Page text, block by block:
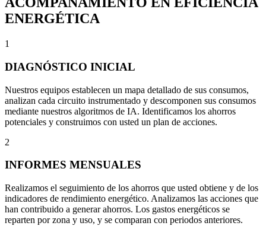
ENERGÉTICA
1
DIAGNÓSTICO INICIAL
Nuestros equipos establecen un mapa detallado de sus consumos,
analizan cada circuito instrumentado y descomponen sus consumos
mediante nuestros algoritmos de IA. Identificamos los ahorros
potenciales y construimos con usted un plan de acciones.
2
INFORMES MENSUALES
Realizamos el seguimiento de los ahorros que usted obtiene y de los
indicadores de rendimiento energético. Analizamos las acciones que
han contribuido a generar ahorros. Los gastos energéticos se
reparten por zona y uso, y se comparan con periodos anteriores.